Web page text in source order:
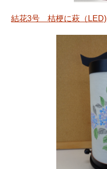
結花3号 桔梗に萩（LED)